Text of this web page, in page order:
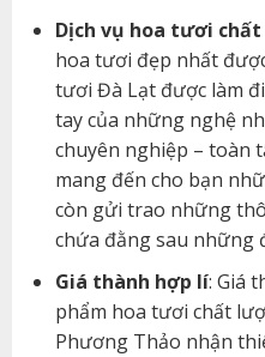
Dịch vụ hoa tươi
hoa tươi đẹp nhất
tươi Đà Lạt được làm
tay của những nghệ
chuyên nghiệp – toàn
mang đến cho bạn
còn gửi trao những
chứa đằng sau những
Giá thành hợp lí: Giá
phẩm hoa tươi chất
Phương Thảo nhận